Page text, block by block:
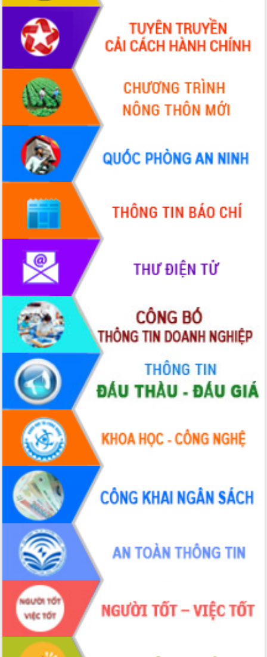
Xã Ea Phê gắn cải cách hành chính với
chuyển đổi số
Phó Chủ tịch Thường trực UBND tỉnh
Hồ Thị Nguyên Thảo làm việc tại Trung
tâm Phục vụ hành chính công xã Ea
Phê
Xây dựng nền hành chính số đồng
hành cùng nông dân dân, doanh nghiệp
Giai đoạn 2026-2030, Đắk Lắk phấn
đấu có 77% xã đạt chuẩn nông thôn
Chuyển đổi số 'mở đường' cho nông
nghiệp Đắk Lắk tăng trưởng bứt phá
Triển khai đồng bộ đo đạc, lập hồ sơ
địa chính, hoàn thiện cơ sở dữ liệu đất
Ứng dụng sinh trắc học - Bước tiến
trong hành trình chuyển đổi số tại Đắk
Lắk
Đắk Lắk nâng cao hiệu quả công tác
Đảng từ Sổ tay đảng viên điện tử
Đắk Lắk đẩy mạnh nuôi biển công
nghệ, hướng tới phát triển thủy sản
bền vững
Tập huấn nâng cao năng lực triển khai
chuyển đổi số cho cán bộ, công chức
cấp xã
Đắk Lắk phát động hưởng ứng Ngày
Quyền của người tiêu dùng Việt Nam
2026
Đẩy mạnh cải cách hành chính, quyết
tâm đạt được mục tiêu tăng trưởng
hai con số trong năm 2026
Tổ chức trang trọng Lễ hội Đền thờ
Lương Văn Chánh năm 2026
Phó Bí thư Tỉnh ủy Đắk Lắk Đỗ Hữu
Huy giữ chức Bí thư Đảng ủy Ủy Ban
Nhân dân tỉnh
Bệnh án điện tử thúc đẩy chuyển đổi
số y tế tại Đắk Lắk
Chuyển đổi số thư viện: Mở rộng
không gian tri thức trong thời đại số
Đánh giá, rút kinh nghiệm công tác tổ
chức diễn tập trước ngày bầu cử
Chương trình “Gặp gỡ hữu nghị –
Friendship Meeting New Year 2026”
Bầu cử Quốc hội và HĐND: Cử tri Đắk
Lắk gửi gắm niềm tin, kỳ vọng vào lá
phiếu
Đắk Lắk sẵn sàng các điều kiện cho